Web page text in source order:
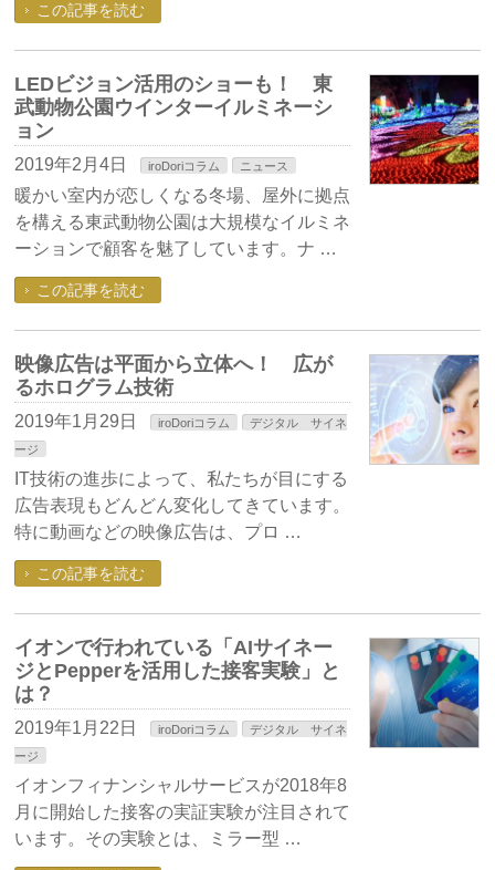
この記事を読む
LEDビジョン活用のショーも！ 東
武動物公園ウインターイルミネーシ
ョン
2019年2月4日 iroDoriコラム ニュース
暖かい室内が恋しくなる冬場、屋外に拠点
を構える東武動物公園は大規模なイルミネ
ーションで顧客を魅了しています。ナ …
この記事を読む
映像広告は平面から立体へ！ 広が
るホログラム技術
2019年1月29日 iroDoriコラム
デジタル サイネ
ージ
IT技術の進歩によって、私たちが目にする
広告表現もどんどん変化してきています。
特に動画などの映像広告は、プロ …
この記事を読む
イオンで行われている「AIサイネー
ジとPepperを活用した接客実験」と
は？
2019年1月22日 iroDoriコラム
デジタル サイネ
ージ
イオンフィナンシャルサービスが2018年8
月に開始した接客の実証実験が注目されて
います。その実験とは、ミラー型 …